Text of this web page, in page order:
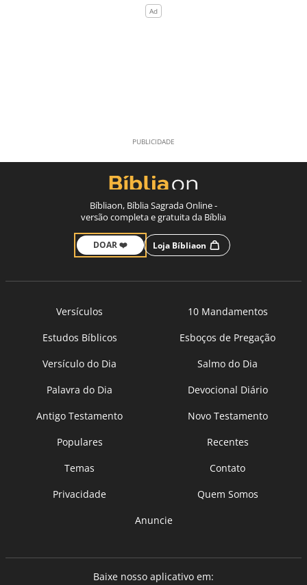
Bíbliaon, Bíblia Sagrada Online -
versão completa e gratuita da Bíblia
DOAR ❤️ Loja Bíbliaon
Versículos
10 Mandamentos
Estudos Bíblicos
Esboços de Pregação
Versículo do Dia
Salmo do Dia
Palavra do Dia
Devocional Diário
Antigo Testamento
Novo Testamento
Populares
Recentes
Temas
Contato
Privacidade
Quem Somos
Anuncie
Baixe nosso aplicativo em: